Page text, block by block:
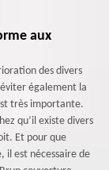
aux
des divers
également la
très importante.
qu’il existe divers
Et pour que
il est nécessaire de